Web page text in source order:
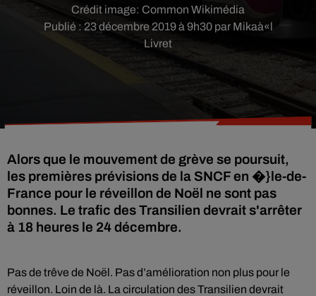
Publié : 23 décembre 2019 à 9h30 par Mikaà«l
Livret
Crédit image: Common Wikimédia
Alors que le mouvement de grève se poursuit,
les premières prévisions de la SNCF en �}le-de-
France pour le réveillon de Noël ne sont pas
bonnes. Le trafic des Transilien devrait s'arrêter
à 18 heures le 24 décembre.
Pas de trêve de Noël. Pas d’amélioration non plus pour le
réveillon. Loin de là. La circulation des Transilien devrait